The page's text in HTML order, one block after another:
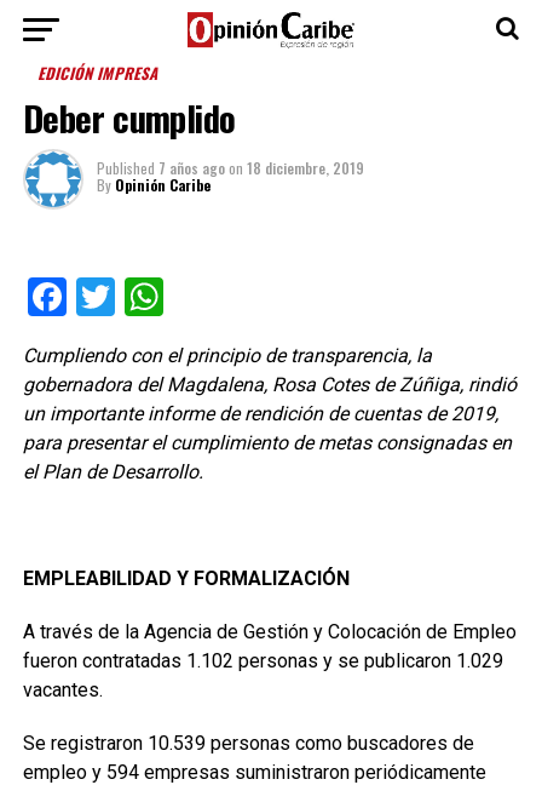
EDICIÓN IMPRESA
Deber cumplido
Published 7 años agoon 18 diciembre, 2019
By Opinión Caribe
Facebook
TwitterWhatsApp
Cumpliendo con el principio de transparencia, la
gobernadora del Magdalena, Rosa Cotes de Zúñiga, rindió
un importante informe de rendición de cuentas de 2019,
para presentar el cumplimiento de metas consignadas en
el Plan de Desarrollo.
EMPLEABILIDAD Y FORMALIZACIÓN
A través de la Agencia de Gestión y Colocación de Empleo
fueron contratadas 1.102 personas y se publicaron 1.029
vacantes.
Se registraron 10.539 personas como buscadores de
empleo y 594 empresas suministraron periódicamente